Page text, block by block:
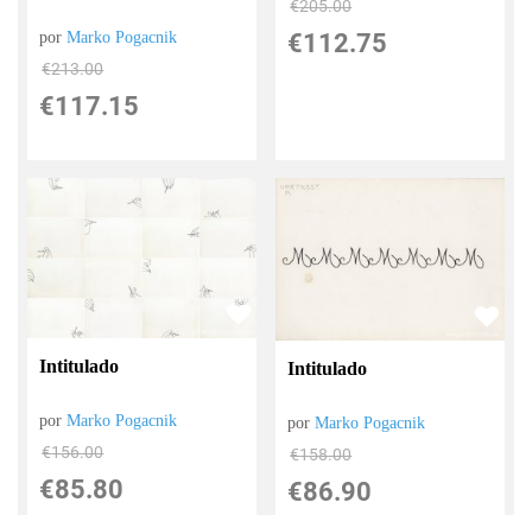
porMarko Pogacnik
€213.00
€117.15
€205.00
€112.75
Intitulado
porMarko Pogacnik
€156.00
€85.80
Intitulado
porMarko Pogacnik
€158.00
€86.90